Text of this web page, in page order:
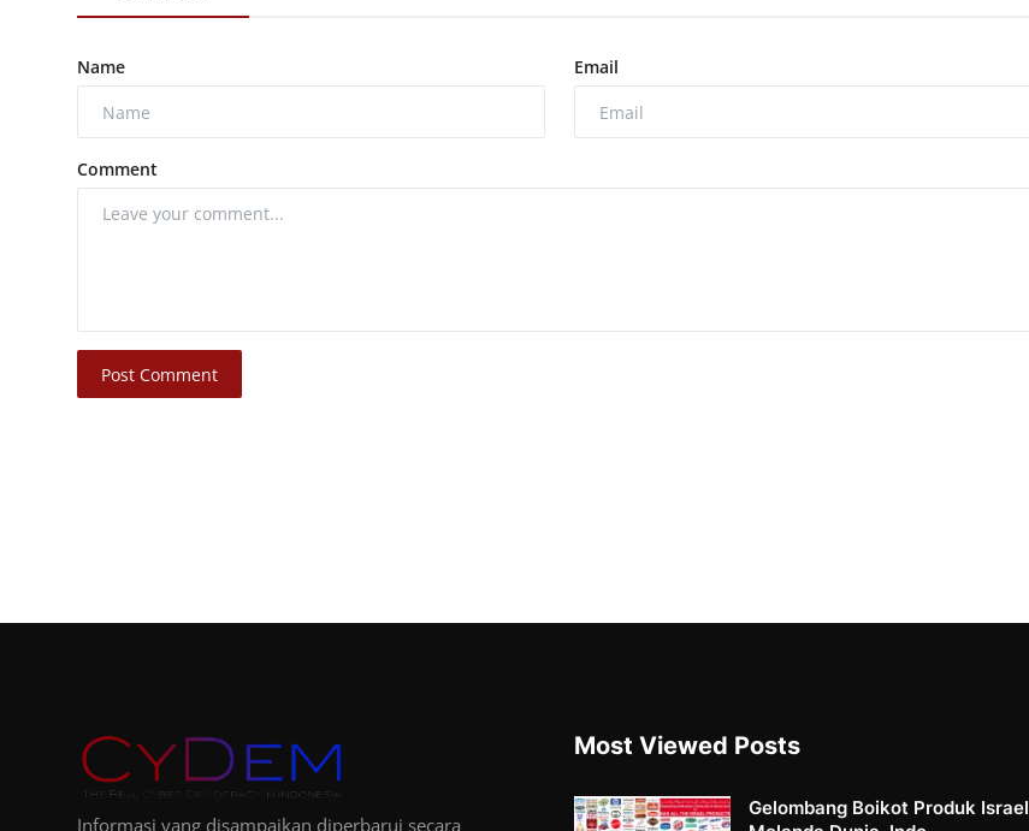
Name Email
Comment
Post Comment
Informasi yang disampaikan diperbarui secara
Most Viewed Posts
Gelombang Boikot Produk Israel